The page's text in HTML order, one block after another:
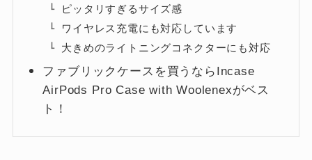
ピッタリすぎるサイズ感
ワイヤレス充電にも対応しています
大きめのライトニングコネクターにも対応
ファブリックケースを買うならIncase
AirPods Pro Case with Woolenexがベス
ト！